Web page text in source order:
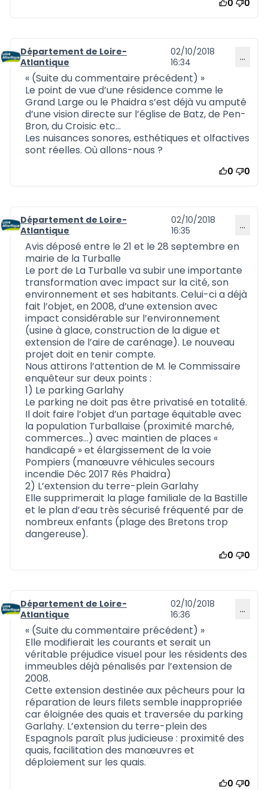
0 0
Commentaire 574
Département de Loire-
Atlantique
02/10/2018
16:34
…
« (Suite du commentaire précédent) »
Le point de vue d’une résidence comme le
Grand Large ou le Phaidra s’est déjà vu amputé
d’une vision directe sur l’église de Batz, de Pen-
Bron, du Croisic etc…
Les nuisances sonores, esthétiques et olfactives
sont réelles. Où allons-nous ?
0 0
Commentaire 575
Département de Loire-
Atlantique
02/10/2018
16:35
…
Avis déposé entre le 21 et le 28 septembre en
mairie de la Turballe
Le port de La Turballe va subir une importante
transformation avec impact sur la cité, son
environnement et ses habitants. Celui-ci a déjà
fait l’objet, en 2008, d’une extension avec
impact considérable sur l’environnement
(usine à glace, construction de la digue et
extension de l’aire de carénage). Le nouveau
projet doit en tenir compte.
Nous attirons l’attention de M. le Commissaire
enquêteur sur deux points :
1) Le parking Garlahy
Le parking ne doit pas être privatisé en totalité.
Il doit faire l’objet d’un partage équitable avec
la population Turballaise (proximité marché,
commerces…) avec maintien de places «
handicapé » et élargissement de la voie
Pompiers (manœuvre véhicules secours
incendie Déc 2017 Rés Phaidra)
2) L’extension du terre-plein Garlahy
Elle supprimerait la plage familiale de la Bastille
et le plan d’eau très sécurisé fréquenté par de
nombreux enfants (plage des Bretons trop
dangereuse).
0 0
Commentaire 576
Département de Loire-
Atlantique
02/10/2018
16:36
…
« (Suite du commentaire précédent) »
Elle modifierait les courants et serait un
véritable préjudice visuel pour les résidents des
immeubles déjà pénalisés par l’extension de
2008.
Cette extension destinée aux pêcheurs pour la
réparation de leurs filets semble inappropriée
car éloignée des quais et traversée du parking
Garlahy. L’extension du terre-plein des
Espagnols paraît plus judicieuse : proximité des
quais, facilitation des manœuvres et
déploiement sur les quais.
0 0